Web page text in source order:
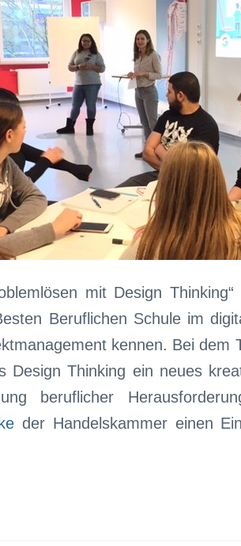
mit Design
Beruflichen Schule im
kennen. Bei dem
Design Thinking ein neues
beruflicher
der Handelskammer einen